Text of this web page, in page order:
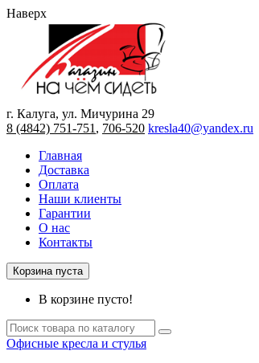
Наверх
г. Калуга, ул. Мичурина 29
8 (4842) 751-751 , 706-520 kresla40@yandex.ru
Главная
Доставка
Оплата
Наши клиенты
Гарантии
О нас
Контакты
Корзина пуста
В корзине пусто!
Офисные кресла и стулья